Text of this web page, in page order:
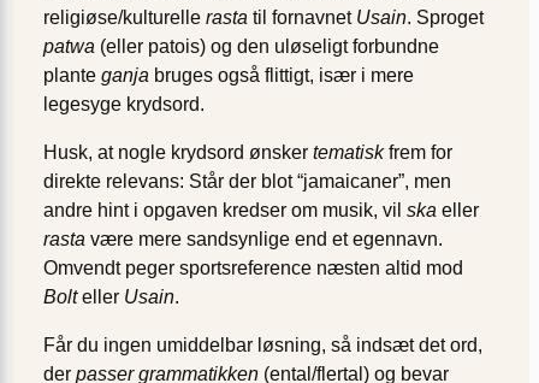
religiøse/kulturelle rasta til fornavnet Usain. Sproget
patwa (eller patois) og den uløseligt forbundne
plante ganja bruges også flittigt, især i mere
legesyge krydsord.
Husk, at nogle krydsord ønsker tematiskfrem for
direkte relevans: Står der blot “jamaicaner”, men
andre hint i opgaven kredser om musik, vil ska eller
rasta være mere sandsynlige end et egennavn.
Omvendt peger sportsreference næsten altid mod
Bolteller Usain.
Får du ingen umiddelbar løsning, så indsæt det ord,
der passer grammatikken (ental/flertal) og bevar